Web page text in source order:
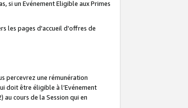
si un Evénement Eligible aux Primes
les pages d'accueil d'offres de
percevrez une rémunération
doit être éligible à l’Evénement
cours de la Session qui en